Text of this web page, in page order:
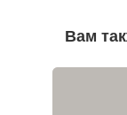
Вам